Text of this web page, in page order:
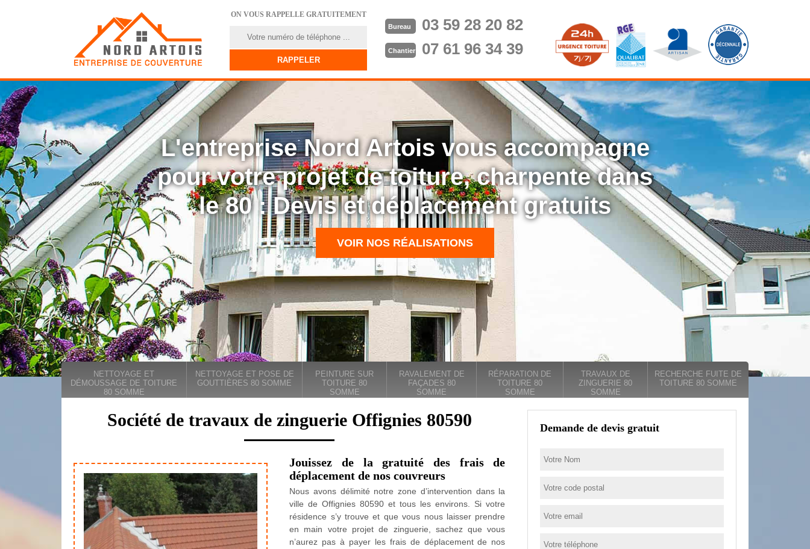
ON VOUS RAPPELLE GRATUITEMENT
Bureau 03 59 28 20 82
Chantier 07 61 96 34 39
L'entreprise Nord Artois vous accompagne
pour votre projet de toiture, charpente dans
le 80 : Devis et déplacement gratuits
VOIR NOS RÉALISATIONS
NETTOYAGE ET
DÉMOUSSAGE DE TOITURE
80 SOMME
NETTOYAGE ET POSE DE
GOUTTIÈRES 80 SOMME
PEINTURE SUR
TOITURE 80
SOMME
RAVALEMENT DE
FAÇADES 80
SOMME
RÉPARATION DE
TOITURE 80
SOMME
TRAVAUX DE
ZINGUERIE 80
SOMME
RECHERCHE FUITE DE
TOITURE 80 SOMME
Société de travaux de zinguerie Offignies 80590
Jouissez de la gratuité des frais de
déplacement de nos couvreurs
Nous avons délimité notre zone d’intervention dans la
ville de Offignies 80590 et tous les environs. Si votre
résidence s’y trouve et que vous nous laisser prendre
en main votre projet de zinguerie, sachez que vous
n’aurez pas à payer les frais de déplacement de nos
Demande de devis gratuit